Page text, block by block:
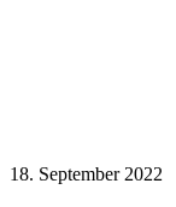
18. September 2022